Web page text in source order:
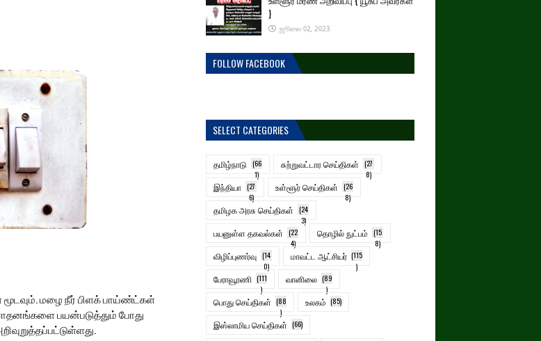
மழை நீர் பிளக் பாய்ண்ட்கள்
பயன்படுத்தும் போது
}
ஜூலை 02, 2023
FOLLOW FACEBOOK
SELECT CATEGORIES
தமிழ்நாடு (66
1)
சுற்றுவட்டார செய்திகள் (27
8)
இந்தியா (27
6)
உள்ளூர் செய்திகள் (26
8)
தமிழக அரசு செய்திகள் (24
3)
பயனுள்ள தகவல்கள் (22
4)
தொழில் நுட்பம் (15
8)
விழிப்புணர்வு (14
0)
மாவட்ட ஆட்சியர் (115
)
பேராவூரணி (111
)
வானிலை (89
)
பொது செய்திகள் (88
)
உலகம் (85)
இஸ்லாமிய செய்திகள் (66)